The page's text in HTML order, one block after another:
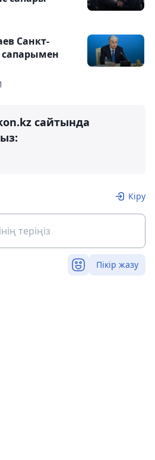
Санкт-
сапарымен
сайтында
Кіру
Пікір жазу